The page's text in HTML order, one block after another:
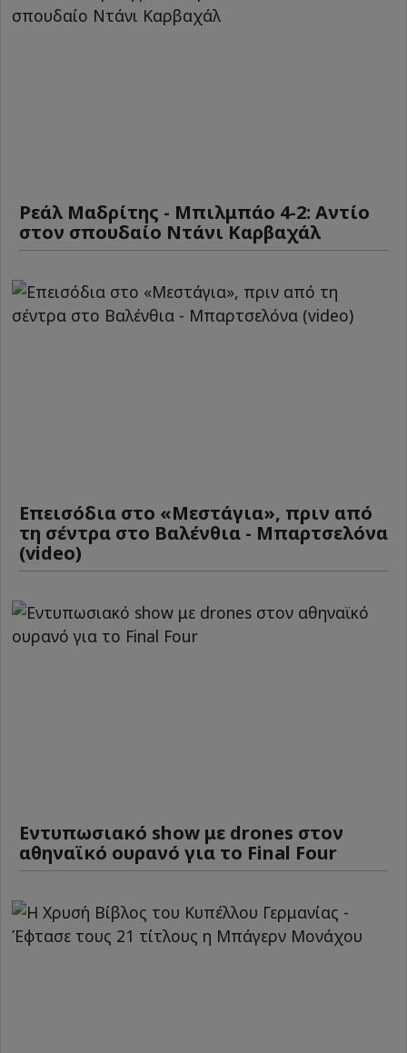
Ρεάλ Μαδρίτης - Μπιλμπάο 4-2: Αντίο
στον σπουδαίο Ντάνι Καρβαχάλ
Επεισόδια στο «Μεστάγια», πριν από
τη σέντρα στο Βαλένθια - Μπαρτσελόνα
(video)
Εντυπωσιακό show με drones στον
αθηναϊκό ουρανό για το Final Four